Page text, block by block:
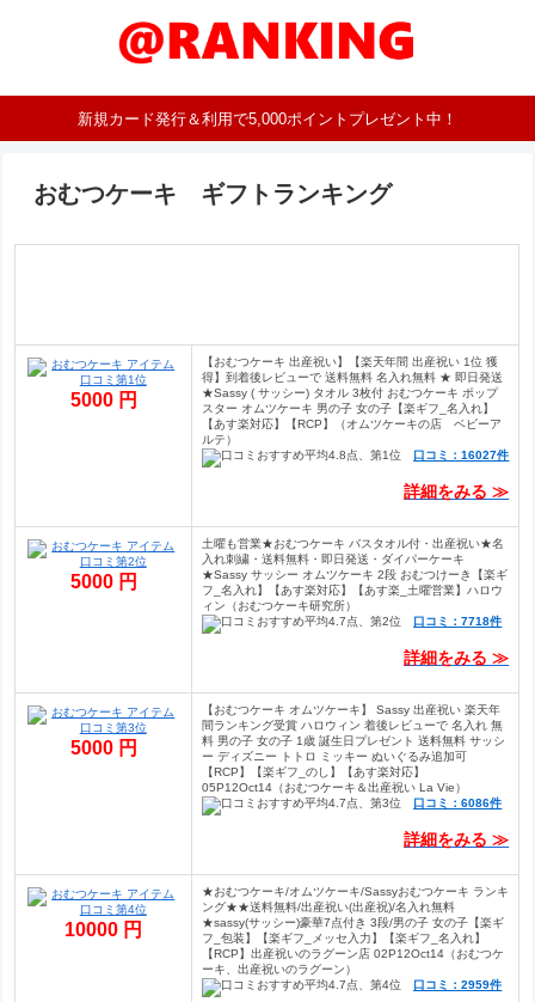
新規カード発行＆利用で5,000ポイントプレゼント中！
おむつケーキ ギフトランキング
5000 円
【おむつケーキ 出産祝い】【楽天年間 出産祝い 1位 獲
得】到着後レビューで 送料無料 名入れ無料 ★ 即日発送
★Sassy ( サッシー) タオル 3枚付 おむつケーキ ポップ
スター オムツケーキ 男の子 女の子【楽ギフ_名入れ】
【あす楽対応】【RCP】（オムツケーキの店 ベビーア
ルテ）
口コミ：16027件
詳細をみる ≫
5000 円
土曜も営業★おむつケーキ バスタオル付・出産祝い★名
入れ刺繍・送料無料・即日発送・ダイパーケーキ
★Sassy サッシー オムツケーキ 2段 おむつけーき【楽ギ
フ_名入れ】【あす楽対応】【あす楽_土曜営業】ハロウ
ィン（おむつケーキ研究所）
口コミ：7718件
詳細をみる ≫
5000 円
【おむつケーキ オムツケーキ】 Sassy 出産祝い 楽天年
間ランキング受賞 ハロウィン 着後レビューで 名入れ 無
料 男の子 女の子 1歳 誕生日プレゼント 送料無料 サッシ
ー ディズニー トトロ ミッキー ぬいぐるみ追加可
【RCP】【楽ギフ_のし】【あす楽対応】
05P12Oct14（おむつケーキ＆出産祝い La Vie）
口コミ：6086件
詳細をみる ≫
10000 円
★おむつケーキ/オムツケーキ/Sassyおむつケーキ ランキ
ング★★送料無料/出産祝い(出産祝)/名入れ無料
★sassy(サッシー)豪華7点付き 3段/男の子 女の子【楽ギ
フ_包装】【楽ギフ_メッセ入力】【楽ギフ_名入れ】
【RCP】出産祝いのラグーン店 02P12Oct14（おむつケ
ーキ、出産祝いのラグーン）
口コミ：2959件